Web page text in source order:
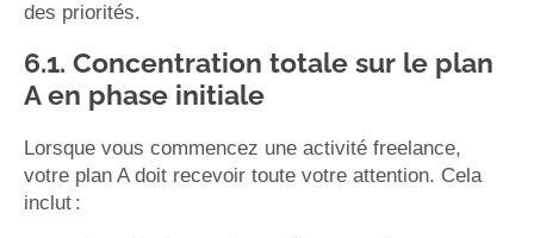
des priorités.
6.1. Concentration totale sur le plan
A en phase initiale
Lorsque vous commencez une activité freelance,
votre plan A doit recevoir toute votre attention. Cela
inclut :